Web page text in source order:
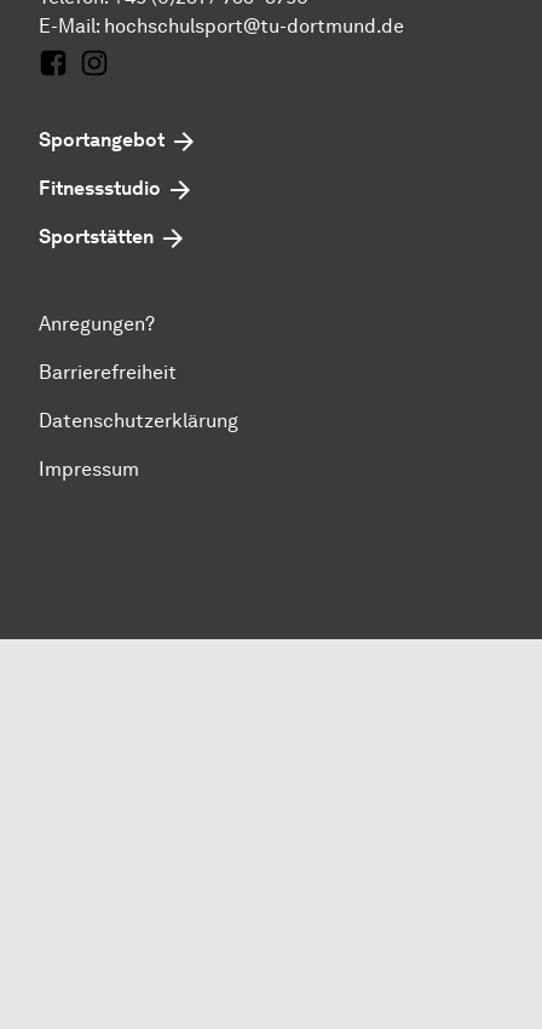
E-Mail: hochschulsport@tu-dortmund.de
Sportangebot
Fitnessstudio
Sportstätten
Anregungen?
Barrierefreiheit
Datenschutzerklärung
Impressum